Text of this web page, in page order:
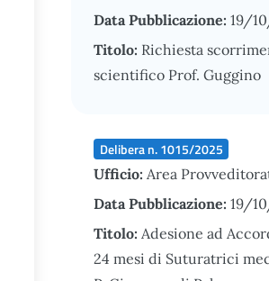
Data Pubblicazione: 19/
Titolo: Richiesta
scientifico Prof. Guggino
Delibera n. 1015/2025
Ufficio: Area
Data Pubblicazione: 19/
Titolo: Adesione ad
24 mesi di Suturatrici